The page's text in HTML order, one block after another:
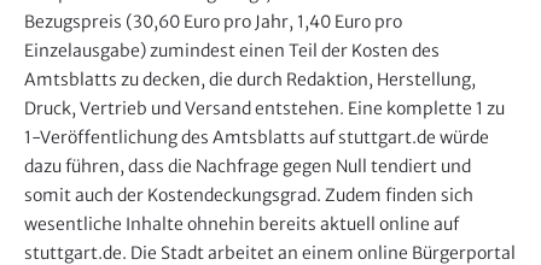
Bezugspreis (30,60 Euro pro Jahr, 1,40 Euro pro
Einzelausgabe) zumindest einen Teil der Kosten des
Amtsblatts zu decken, die durch Redaktion, Herstellung,
Druck, Vertrieb und Versand entstehen. Eine komplette 1 zu
1-Veröffentlichung des Amtsblatts auf stuttgart.de würde
dazu führen, dass die Nachfrage gegen Null tendiert und
somit auch der Kostendeckungsgrad. Zudem finden sich
wesentliche Inhalte ohnehin bereits aktuell online auf
stuttgart.de. Die Stadt arbeitet an einem online Bürgerportal